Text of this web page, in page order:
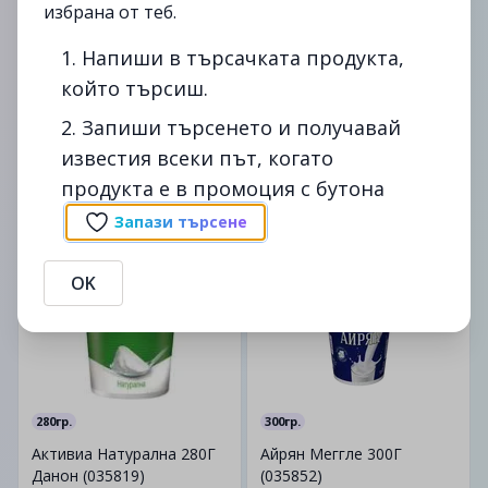
300гр.
Сладолед Тоблерон Туба
(300г)
17.39лв.
Айрян Меггле 500Г.
Бутилка (042047)
1.79лв.
280гр.
Активиа Натурална 280Г
Данон (035819)
09/06
300гр.
Айрян Меггле 300Г
(035852)
от
избрана от теб.
1. Напиши в търсачката продукта,
който търсиш.
2. Запиши търсенето и получавай
известия всеки път, когато
продукта е в промоция с бутона
Запази търсене
OK